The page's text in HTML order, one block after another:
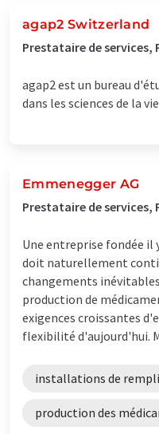
agap2 Switzerland
Prestataire de services,
agap2 est un bureau
dans les sciences de la
Emmenegger AG
Prestataire de services,
Une entreprise fondée il
doit naturellement
changements
production de
exigences croissantes
flexibilité d'aujourd'hui.
installations de
production des